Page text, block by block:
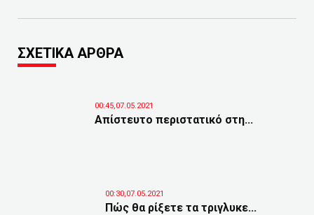
ΣΧΕΤΙΚΑ ΑΡΘΡΑ
00:45,07.05.2021
Απίστευτο περιστατικό στη...
00:30,07.05.2021
Πώς θα ρίξετε τα τριγλυκε...